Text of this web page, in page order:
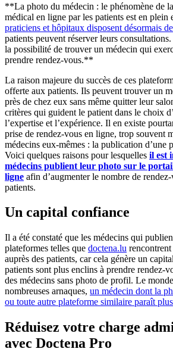
**La photo du médecin : le phénomène de
médical en ligne par les patients est en plein
praticiens et hôpitaux disposent désormais
patients peuvent réserver leurs
la possibilité de trouver un médecin qui
prendre rendez-vous.**
La raison majeure du succès de ces
offerte aux patients. Ils peuvent trouver un
près de chez eux sans même quitter leur
critères qui guident le patient dans le choix
l’expertise et l’expérience. Il en existe
prise de rendez-vous en ligne, trop souvent
médecins eux-mêmes : la publication d’une
Voici quelques raisons pour lesquelles il est
médecins publient leur photo sur le
ligne afin d’augmenter le nombre de
patients.
Un capital confiance
Il a été constaté que les médecins qui
plateformes telles que doctena.lu rencontrent
auprès des patients, car cela génère un
patients sont plus enclins à prendre rendez-
des médecins sans photo de profil. Le
nombreuses arnaques, un médecin dont la
ou toute autre plateforme similaire paraît
Réduisez votre charge
avec Doctena Pro